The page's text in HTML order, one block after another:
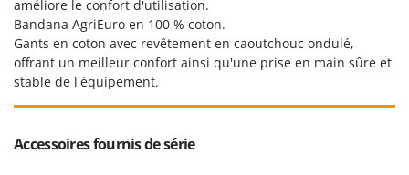
Trancheuses de sol
Transpalettes
Treuils de débardage
Tronçonneuses
V
LAR Casalinghi
Lavor
Linea VZ
Lisam
améliore le confort d'utilisation.
Bandana AgriEuro en 100 % coton.
Gants en coton avec revêtement en caoutchouc ondulé,
offrant un meilleur confort ainsi qu'une prise en main sûre et
stable de l'équipement.
Accessoires fournis de série